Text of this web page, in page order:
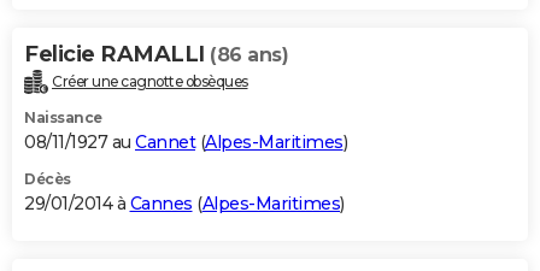
Felicie RAMALLI (86 ans)
Créer une cagnotte obsèques
Naissance
08/11/1927 au Cannet(Alpes-Maritimes)
Décès
29/01/2014 à Cannes (Alpes-Maritimes)